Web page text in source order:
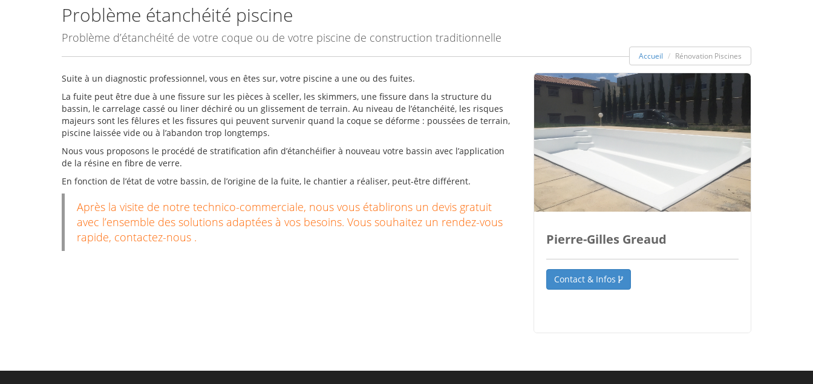
Problème étanchéité piscine
Problème d’étanchéité de votre coque ou de votre piscine de construction traditionnelle
Accueil Rénovation Piscines
Suite à un diagnostic professionnel, vous en êtes sur, votre piscine a une ou des fuites.
La fuite peut être due à une fissure sur les pièces à sceller, les skimmers, une fissure dans la structure du
bassin, le carrelage cassé ou liner déchiré ou un glissement de terrain. Au niveau de l’étanchéité, les risques
majeurs sont les fêlures et les fissures qui peuvent survenir quand la coque se déforme : poussées de terrain,
piscine laissée vide ou à l’abandon trop longtemps.
Nous vous proposons le procédé de stratification afin d’étanchéifier à nouveau votre bassin avec l’application
de la résine en fibre de verre.
En fonction de l’état de votre bassin, de l’origine de la fuite, le chantier a réaliser, peut-être différent.
Après la visite de notre technico-commerciale, nous vous établirons un devis gratuit
avec l’ensemble des solutions adaptées à vos besoins. Vous souhaitez un rendez-vous
rapide, contactez-nous .
Pierre-Gilles Greaud
Contact & Infos